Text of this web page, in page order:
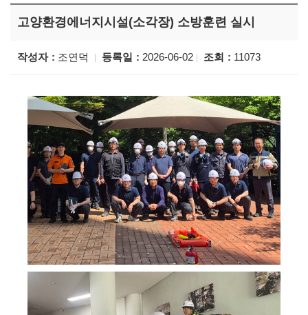
고양환경에너지시설(소각장) 소방훈련 실시
작성자 조연덕 등록일 2026-06-02 조회 11073